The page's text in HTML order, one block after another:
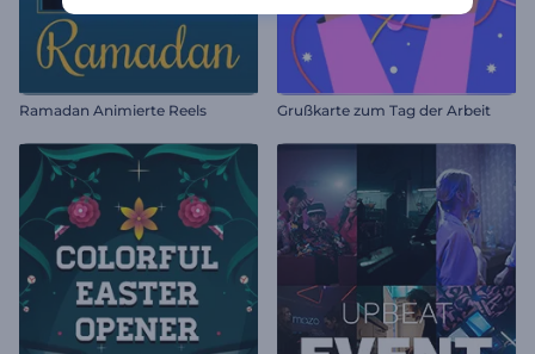
Ramadan Animierte Reels Grußkarte zum Tag der Arbeit